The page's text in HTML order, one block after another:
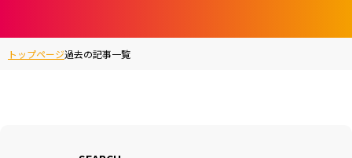
トップページ過去の記事一覧